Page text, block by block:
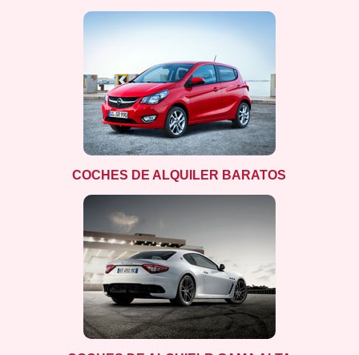
COCHES DE ALQUILER BARATOS